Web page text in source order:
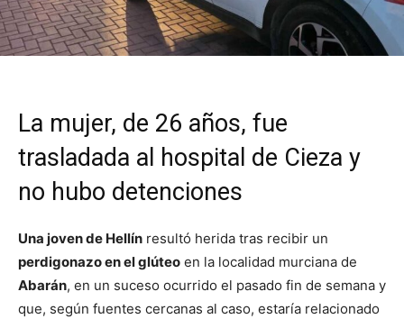
La mujer, de 26 años, fue
trasladada al hospital de Cieza y
no hubo detenciones
Una joven de Hellín resultó herida tras recibir un
perdigonazo en el glúteo en la localidad murciana de
Abarán, en un suceso ocurrido el pasado fin de semana y
que, según fuentes cercanas al caso, estaría relacionado